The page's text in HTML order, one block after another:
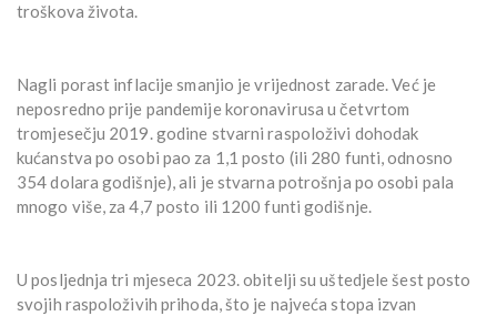
troškova života.
Nagli porast inflacije smanjio je vrijednost zarade. Već je
neposredno prije pandemije koronavirusa u četvrtom
tromjesečju 2019. godine stvarni raspoloživi dohodak
kućanstva po osobi pao za 1,1 posto (ili 280 funti, odnosno
354 dolara godišnje), ali je stvarna potrošnja po osobi pala
mnogo više, za 4,7 posto ili 1200 funti godišnje.
U posljednja tri mjeseca 2023. obitelji su uštedjele šest posto
svojih raspoloživih prihoda, što je najveća stopa izvan